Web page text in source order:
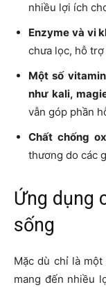
nhiều lợi ích
Enzyme và vi
chưa lọc, hỗ
Một số
như kali,
vẫn góp phần
Chất chống
thương do các
Ứng dụng
sống
Mặc dù chỉ là
mang đến nhiều